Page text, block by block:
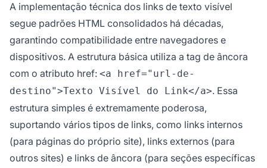
A implementação técnica dos links de texto visível
segue padrões HTML consolidados há décadas,
garantindo compatibilidade entre navegadores e
dispositivos. A estrutura básica utiliza a tag de âncora
com o atributo href: <a href="url-de-
destino">Texto Visível do Link</a>. Essa
estrutura simples é extremamente poderosa,
suportando vários tipos de links, como links internos
(para páginas do próprio site), links externos (para
outros sites) e links de âncora (para seções específicas